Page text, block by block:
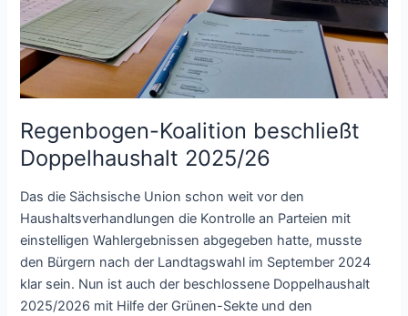
Regenbogen-Koalition beschließt
Doppelhaushalt 2025/26
Das die Sächsische Union schon weit vor den
Haushaltsverhandlungen die Kontrolle an Parteien mit
einstelligen Wahlergebnissen abgegeben hatte, musste
den Bürgern nach der Landtagswahl im September 2024
klar sein. Nun ist auch der beschlossene Doppelhaushalt
2025/2026 mit Hilfe der Grünen-Sekte und den